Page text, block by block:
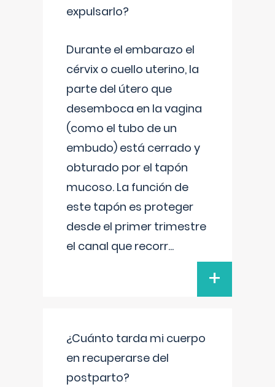
expulsarlo?
Durante el embarazo el
cérvix o cuello uterino, la
parte del útero que
desemboca en la vagina
(como el tubo de un
embudo) está cerrado y
obturado por el tapón
mucoso. La función de
este tapón es proteger
desde el primer trimestre
el canal que recorr...
+
¿Cuánto tarda mi cuerpo
en recuperarse del
postparto?